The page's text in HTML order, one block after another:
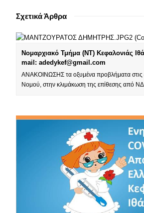
Σχετικά Άρθρα
Νομαρχιακό Τμήμα (ΝΤ) Κεφαλονιάς
mail: adedykef@gmail.com
ΑΝΑΚΟΙΝΩΣΗΣ τα οξυμένα προβλήματα στις
Νομού, στην κλιμάκωση της επίθεσης από